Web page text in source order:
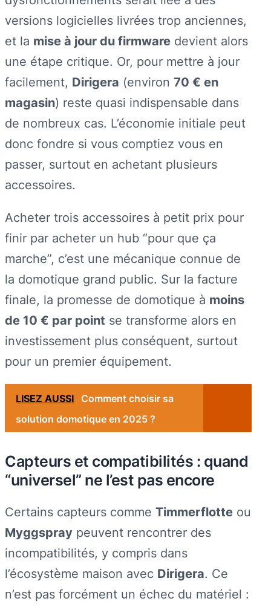
versions logicielles livrées trop anciennes,
et la mise à jour du firmware devient alors
une étape critique. Or, pour mettre à jour
facilement, Dirigera (environ 70 € en
magasin) reste quasi indispensable dans
de nombreux cas. L’économie initiale peut
donc fondre si vous comptiez vous en
passer, surtout en achetant plusieurs
accessoires.
Acheter trois accessoires à petit prix pour
finir par acheter un hub “pour que ça
marche”, c’est une mécanique connue de
la domotique grand public. Sur la facture
finale, la promesse de domotique à moins
de 10 € par point se transforme alors en
investissement plus conséquent, surtout
pour un premier équipement.
LISEZ AUSSI
Comment choisir sa
solution domotique en 2025 ?
Capteurs et compatibilités : quand
“universel” ne l’est pas encore
Certains capteurs comme Timmerflotte ou
Myggspray peuvent rencontrer des
incompatibilités, y compris dans
l’écosystème maison avec Dirigera. Ce
n’est pas forcément un échec du matériel :